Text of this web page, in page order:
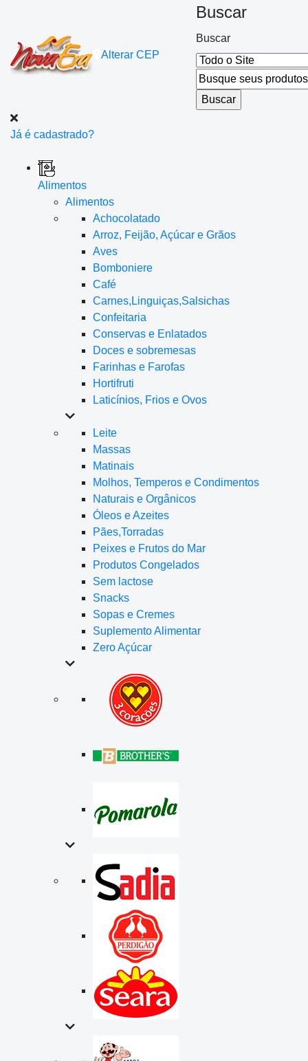
Alterar CEP
Buscar
Buscar
Já é cadastrado?
Alimentos
Alimentos
Achocolatado
Arroz, Feijão, Açúcar e Grãos
Aves
Bomboniere
Café
Carnes,Linguiças,Salsichas
Confeitaria
Conservas e Enlatados
Doces e sobremesas
Farinhas e Farofas
Hortifruti
Laticínios, Frios e Ovos
Leite
Massas
Matinais
Molhos, Temperos e Condimentos
Naturais e Orgânicos
Óleos e Azeites
Pães,Torradas
Peixes e Frutos do Mar
Produtos Congelados
Sem lactose
Snacks
Sopas e Cremes
Suplemento Alimentar
Zero Açúcar